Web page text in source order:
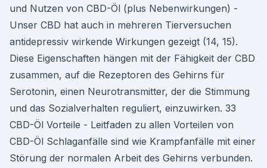
und Nutzen von CBD-Öl (plus Nebenwirkungen) -
Unser CBD hat auch in mehreren Tierversuchen
antidepressiv wirkende Wirkungen gezeigt (14, 15).
Diese Eigenschaften hängen mit der Fähigkeit der CBD
zusammen, auf die Rezeptoren des Gehirns für
Serotonin, einen Neurotransmitter, der die Stimmung
und das Sozialverhalten reguliert, einzuwirken. 33
CBD-Öl Vorteile - Leitfaden zu allen Vorteilen von
CBD-Öl Schlaganfälle sind wie Krampfanfälle mit einer
Störung der normalen Arbeit des Gehirns verbunden.